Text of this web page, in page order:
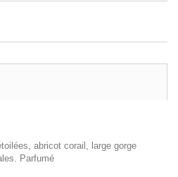
abricot corail, large gorge
Parfumé